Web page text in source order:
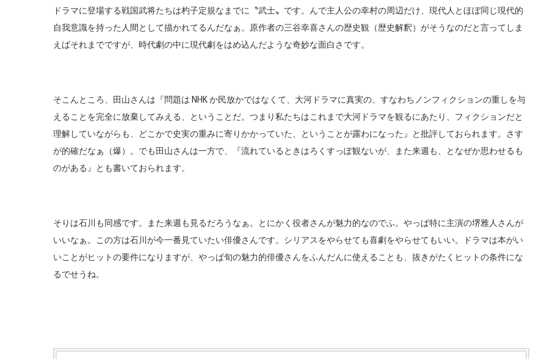
ドラマに登場する戦国武将たちは杓子定規なまでに〝武士〟です。んで主人公の幸村の周辺だけ、現代人とほぼ同じ現代的
自我意識を持った人間として描かれてるんだなぁ。原作者の三谷幸喜さんの歴史観（歴史解釈）がそうなのだと言ってしま
えばそれまでですが、時代劇の中に現代劇をはめ込んだような奇妙な面白さです。
そこんところ、田山さんは『問題は NHK か民放かではなくて、大河ドラマに真実の、すなわちノンフィクションの重しを与
えることを完全に放棄してみえる、ということだ。つまり私たちはこれまで大河ドラマを観るにあたり、フィクションだと
理解していながらも、どこかで史実の重みに寄りかかっていた、ということが露わになった』と批評しておられます。さす
が的確だなぁ（爆）。でも田山さんは一方で、『流れているときはろくすっぽ観ないが、また来週も、となぜか思わせるも
のがある』とも書いておられます。
そりは石川も同感です。また来週も見るだろうなぁ。とにかく役者さんが魅力的なのでふ。やっぱ特に主演の堺雅人さんが
いいなぁ。この方は石川が今一番見ていたい俳優さんです。シリアスをやらせても喜劇をやらせてもいい。ドラマは本がい
いことがヒットの要件になりますが、やっぱ旬の魅力的俳優さんをふんだんに使えることも、抜きがたくヒットの条件にな
るでせうね。